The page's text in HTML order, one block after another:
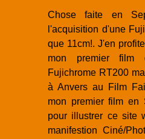
Chose faite en
l'acquisition d'une
que 11cm!. J'en
mon premier film
Fujichrome RT200
à Anvers au Film
mon premier film en
pour illustrer ce site
manifestion Ciné/